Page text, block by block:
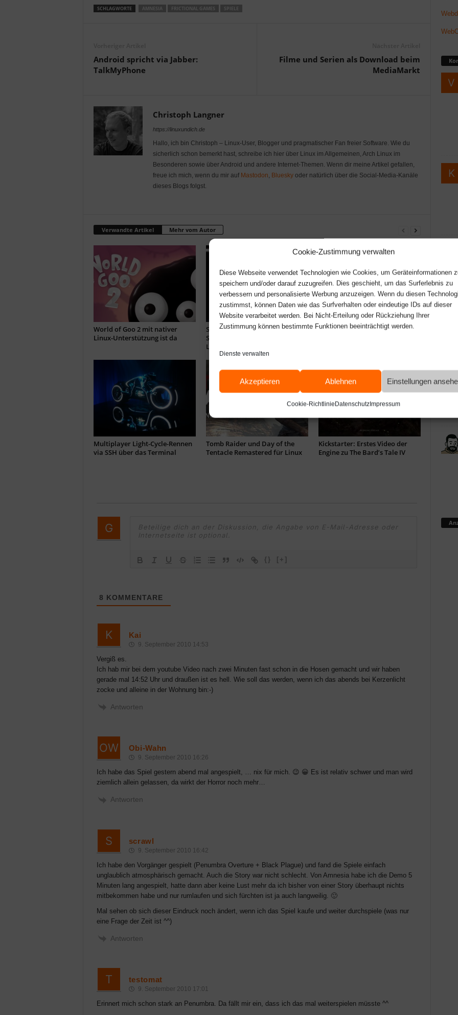
Cookie-Zustimmung verwalten
Diese Webseite verwendet Technologien wie Cookies, um Geräteinformationen
speichern und/oder darauf zuzugreifen. Dies geschieht, um das Surferlebnis zu
verbessern und personalisierte Werbung anzuzeigen. Wenn du diesen
zustimmst, können Daten wie das Surfverhalten oder eindeutige IDs auf dieser
Website verarbeitet werden. Bei Nicht-Erteilung oder Rückziehung Ihrer
Zustimmung können bestimmte Funktionen beeinträchtigt werden.
Dienste verwalten
Akzeptieren Ablehnen Einstellungen
Cookie-RichtlinieDatenschutzImpressum
SCHLAGWORTE AMNESIA FRICTIONAL GAMES SPIELE
Android spricht via Jabber:
TalkMyPhone
Filme und Serien als Download beim
MediaMarkt
Christoph Langner
https://linuxundich.de
Hallo, ich bin Christoph – Linux-User, Blogger und pragmatischer Fan freier Software. Wie du
sicherlich schon bemerkt hast, schreibe ich hier über Linux im Allgemeinen, Arch Linux im
Besonderen sowie über Android und andere Internet-Themen. Wenn dir meine Artikel gefallen,
freue ich mich, wenn du mir auf Mastodon, Blueskyoder natürlich über die Social-Media-Kanäle
dieses Blogs folgst.
Verwandte Artikel Mehr vom Autor
World of Goo 2 mit nativer
Linux-Unterstützung ist da
Space Cadet Pinball: Alte
Software, neuer Glanz unter
Linux
Sid Meier’s Civilization VI
Multiplayer Light-Cycle-Rennen
via SSH über das Terminal
Tomb Raider und Day of the
Tentacle Remastered für Linux
Kickstarter: Erstes Video der
Engine zu The Bard’s Tale IV
{} [+]
8 KOMMENTARE
Kai
9. September 2010 14:53
Vergiß es.
Ich hab mir bei dem youtube Video nach zwei Minuten fast schon in die Hosen gemacht und wir haben
gerade mal 14:52 Uhr und draußen ist es hell. Wie soll das werden, wenn ich das abends bei Kerzenlicht
zocke und alleine in der Wohnung bin:-)
Antworten
Obi-Wahn
9. September 2010 16:26
Ich habe das Spiel gestern abend mal angespielt, … nix für mich. 😉 😀 Es ist relativ schwer und man wird
ziemlich allein gelassen, da wirkt der Horror noch mehr…
Antworten
scrawl
9. September 2010 16:42
Ich habe den Vorgänger gespielt (Penumbra Overture + Black Plague) und fand die Spiele einfach
unglaublich atmosphärisch gemacht. Auch die Story war nicht schlecht. Von Amnesia habe ich die Demo 5
Minuten lang angespielt, hatte dann aber keine Lust mehr da ich bisher von einer Story überhaupt nichts
mitbekommen habe und nur rumlaufen und sich fürchten ist ja auch langweilig. 🙂
Mal sehen ob sich dieser Eindruck noch ändert, wenn ich das Spiel kaufe und weiter durchspiele (was nur
eine Frage der Zeit ist ^^)
Antworten
testomat
9. September 2010 17:01
Erinnert mich schon stark an Penumbra. Da fällt mir ein, dass ich das mal weiterspielen müsste ^^